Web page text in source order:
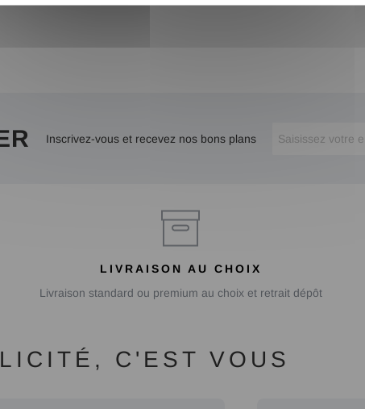
Inscrivez-vous et recevez nos bons plans
LIVRAISON AU CHOIX
Livraison standard ou premium au choix et retrait dépôt
C'EST VOUS